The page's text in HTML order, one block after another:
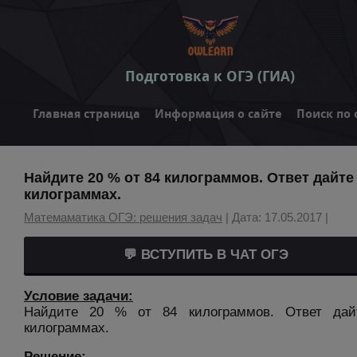
Подготовка к ОГЭ (ГИА)
Главная страница Информация о сайте Поиск по
Найдите 20 % от 84 килограммов. Ответ дайте
килограммах.
Матемаматика ОГЭ: решения задач | Дата: 17.05.2017 |
💬 ВСТУПИТЬ В ЧАТ ОГЭ
Условие задачи:
Найдите 20 % от 84 килограммов. Ответ
килограммах.